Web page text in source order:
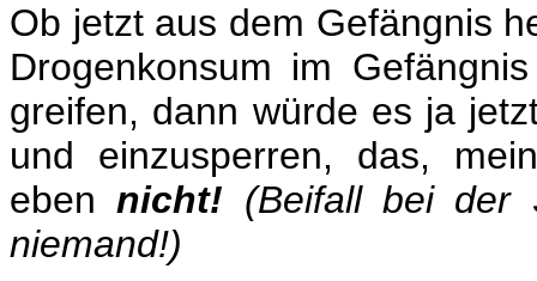
Ob jetzt aus dem Gefängnis
Drogenkonsum im
greifen, dann würde es ja
und einzusperren, das,
ebennicht! (Beifall bei
niemand!)